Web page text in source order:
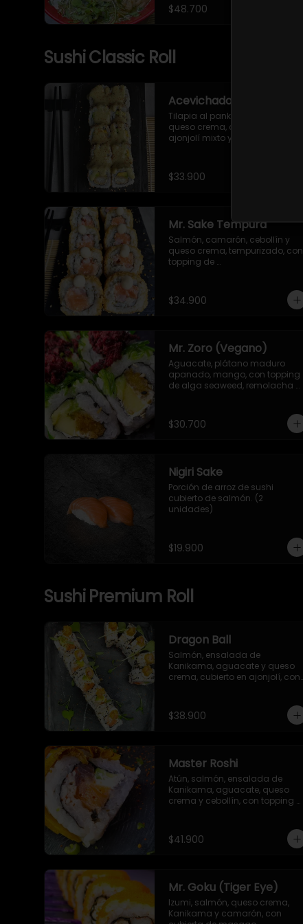
mizuna, ajonjolí y alga nori.
$48.700
Sushi Classic Roll
Acevichado roll
Tilapia al panko, aguacate,
queso crema, con topping de
ajonjolí mixto y salsa
$33.900
Mr. Sake Tempura
Salmón, camarón, cebollín y
queso crema, tempurizado, con
topping de
$34.900
Mr. Zoro (Vegano)
Aguacate, plátano maduro
apanado, mango, con topping
de alga seaweed, remolacha
$30.700
Nigiri Sake
Porción de arroz de sushi
cubierto de salmón. (2
unidades)
$19.900
Sushi Premium Roll
Dragon Ball
Salmón, ensalada de
Kanikama, aguacate y queso
crema, cubierto en ajonjolí, con
togarashi.
$38.900
Master Roshi
Atún, salmón, ensalada de
Kanikama, aguacate, queso
crema y cebollín, con topping
$41.900
Mr. Goku (Tiger Eye)
Izumi, salmón, queso crema,
Kanikama y camarón, con